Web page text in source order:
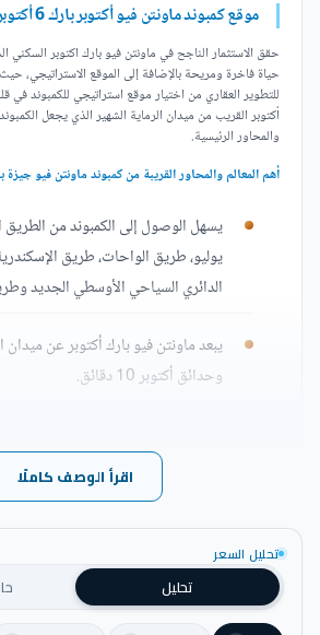
موقع كمبوند ماونتن فيو أكتوبر بارك 6 أكتوبر
حقق الاستثمار الناجح في ماونتن فيو بارك اكتوبر السكني
حياة فاخرة ومريحة بالإضافة إلى الموقع الاستراتيجي،
للتطوير العقاري من اختيار موقع استراتيجي للكمبوند
أكتوبر القريب من ميدان الرماية الشهير الذي يجعل
والمحاور الرئيسية.
أهم المعالم والمحاور القريبة من كمبوند ماونتن فيو جيزة
يوليو، طريق الواحات، طريق
الدائري السياحي الأوسطي الجديد
يبعد ماونتن فيو بارك أكتوبر عن ميدان
وحدائق أكتوبر 10 دقائق.
الكمبوند قريب من مدينة الإنتاج
دقيقة.
اقرأ الوصف كاملًا
تحليل السعر
تحليل